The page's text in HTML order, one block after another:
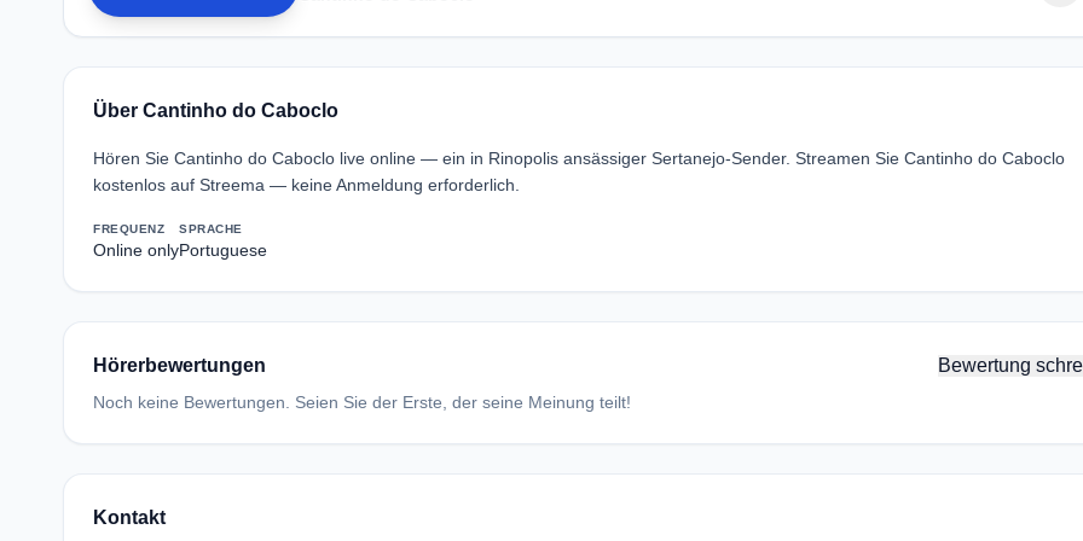
Über Cantinho do Caboclo
Hören Sie Cantinho do Caboclo live online — ein in Rinopolis ansässiger Sertanejo-Sender. Streamen Sie Cantinho do Caboclo
kostenlos auf Streema — keine Anmeldung erforderlich.
FREQUENZ
Online only
SPRACHE
Portuguese
Hörerbewertungen Bewertung
Noch keine Bewertungen. Seien Sie der Erste, der seine Meinung teilt!
Kontakt